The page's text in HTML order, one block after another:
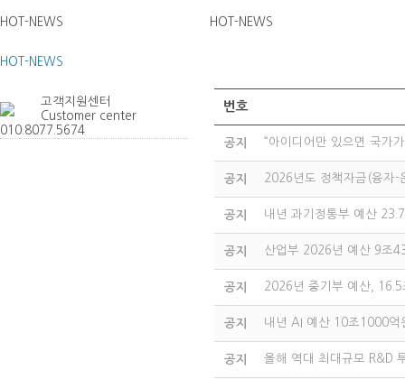
HOT-NEWS
HOT-NEWS
고객지원센터
Customer center
010. 8077. 5674
HOT-NEWS
번호
공지 “아이디어만 있으면 국가
공지 2026년도 정책자금(융자-
공지 내년 과기정통부 예산
공지 산업부 2026년 예산 9조
공지 2026년 중기부 예산,
공지 내년 AI 예산 10조1000
공지 올해 역대 최대규모 R&D